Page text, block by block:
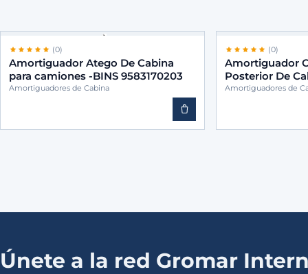
(0)
Amortiguador Atego De Cabina
para camiones -BINS 9583170203
Amortiguadores de Cabina
(0)
Amortiguador
Posterior De
-BINS
Amortiguadores de
Únete a la red Gromar